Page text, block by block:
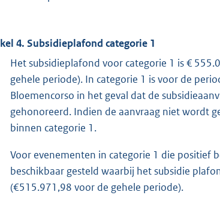
4. Subsidieplafond categorie 1
Het subsidieplafond voor categorie 1 is €
gehele periode). In categorie 1 is voor de
Bloemencorso in het geval dat de
gehonoreerd. Indien de aanvraag niet wordt
binnen categorie 1.
Voor evenementen in categorie 1 die positief
beschikbaar gesteld waarbij het subsidie
(€515.971,98 voor de gehele periode).